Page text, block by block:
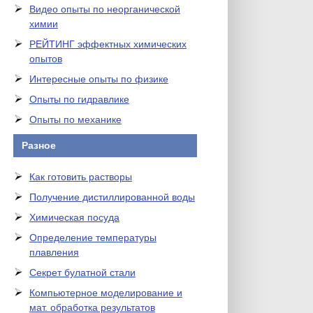
Видео опыты по неорганической
химии
РЕЙТИНГ эффектных химических
опытов
Интересные опыты по физике
Опыты по гидравлике
Опыты по механике
Разное
Как готовить растворы
Получение дистиллированной воды
Химическая посуда
Определение температуры
плавления
Секрет булатной стали
Компьютерное моделирование и
мат. обработка результатов